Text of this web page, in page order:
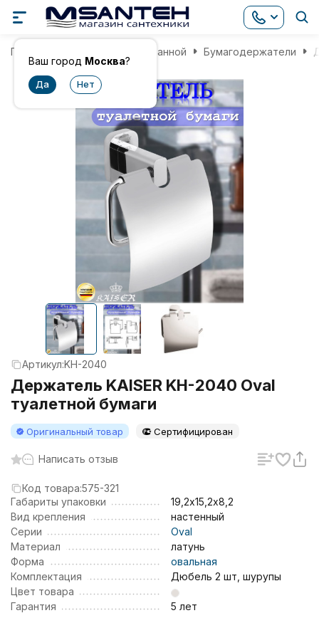
Ваш город Москва?
Главная Аксессуары для ванной Бумагодержатели
Артикул:KH-2040
Держатель KAISER KH-2040 Oval
туалетной бумаги
Оригинальный товар Сертифицирован
Написать отзыв
Код товара:575-321
Габариты упаковки
19,2х15,2х8,2
Вид крепления
настенный
Серии
Oval
Материал
латунь
Форма
овальная
Комплектация
Дюбель 2 шт, шурупы
Цвет товара
Гарантия
5 лет